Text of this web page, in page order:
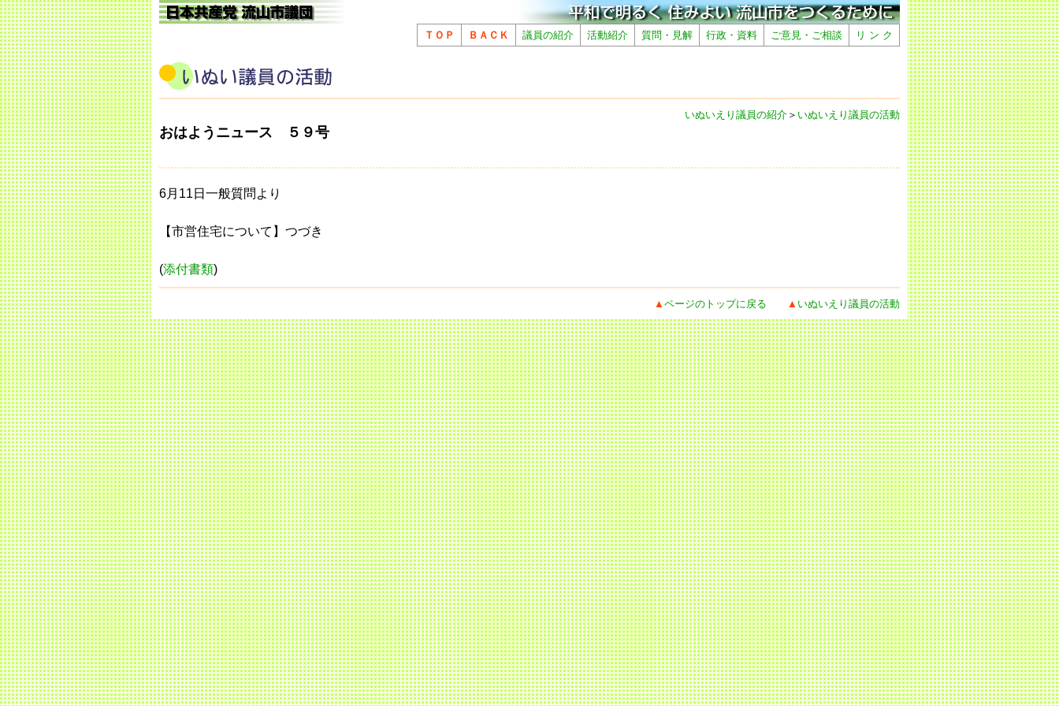
ＴＯＰ ＢＡＣＫ 議員の紹介 活動紹介 質問・見解 行政・資料 ご意見・ご相談 リ ン ク
いぬいえり議員の紹介 ＞ いぬいえり議員の活動
おはようニュース ５９号
6月11日一般質問より
【市営住宅について】つづき
(添付書類)
▲ ページのトップに戻る ▲ いぬいえり議員の活動